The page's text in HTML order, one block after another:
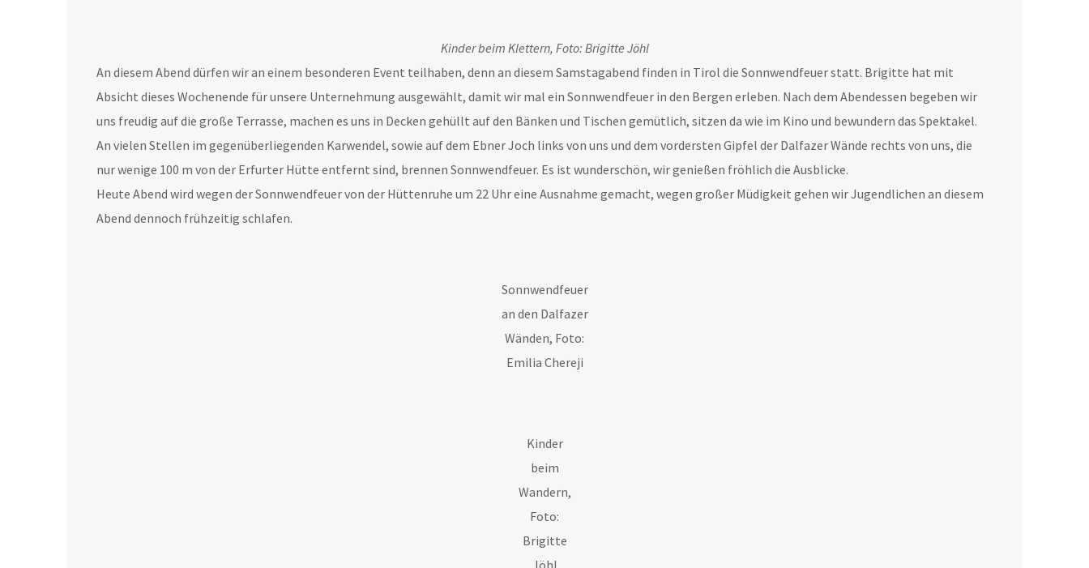
Kinder beim Klettern, Foto: Brigitte Jöhl
An diesem Abend dürfen wir an einem besonderen Event teilhaben, denn an diesem Samstagabend finden in Tirol die Sonnwendfeuer statt. Brigitte hat mit
Absicht dieses Wochenende für unsere Unternehmung ausgewählt, damit wir mal ein Sonnwendfeuer in den Bergen erleben. Nach dem Abendessen begeben wir
uns freudig auf die große Terrasse, machen es uns in Decken gehüllt auf den Bänken und Tischen gemütlich, sitzen da wie im Kino und bewundern das Spektakel.
An vielen Stellen im gegenüberliegenden Karwendel, sowie auf dem Ebner Joch links von uns und dem vordersten Gipfel der Dalfazer Wände rechts von uns, die
nur wenige 100 m von der Erfurter Hütte entfernt sind, brennen Sonnwendfeuer. Es ist wunderschön, wir genießen fröhlich die Ausblicke.
Heute Abend wird wegen der Sonnwendfeuer von der Hüttenruhe um 22 Uhr eine Ausnahme gemacht, wegen großer Müdigkeit gehen wir Jugendlichen an diesem
Abend dennoch frühzeitig schlafen.
Sonnwendfeuer
an den Dalfazer
Wänden, Foto:
Emilia Chereji
Kinder
beim
Wandern,
Foto:
Brigitte
Jöhl